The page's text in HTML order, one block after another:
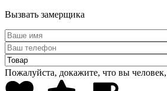
Вызвать замерщика
Пожалуйста, докажите, что вы